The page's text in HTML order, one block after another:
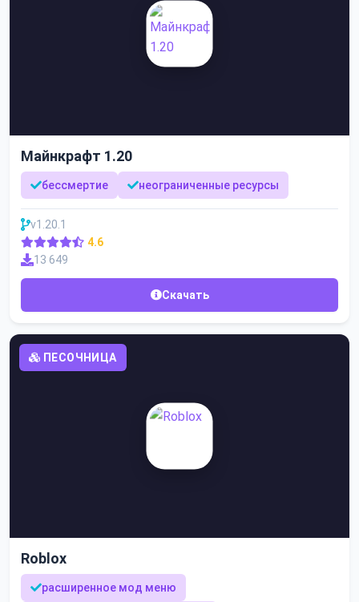
Майнкрафт 1.20
бессмертие неограниченные ресурсы
v1.20.1
4.6
13 649
Скачать
ПЕСОЧНИЦА
Roblox
расширенное мод меню